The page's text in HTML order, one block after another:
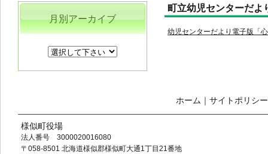
町立幼児センターだ
幼児センターだより電子版「
月別アーカイブ
ホーム ｜ サイトポリシー
様似町役場
法人番号 3000020016080
〒058-8501 北海道様似郡様似町大通1丁目21番地